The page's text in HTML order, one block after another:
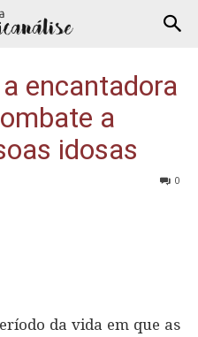
encantadora
a
idosas
0
da vida em que as